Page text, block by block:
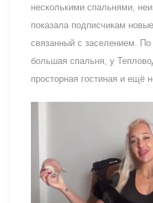
несколькими спальнями,
показала подписчикам
связанный с заселением.
большая спальня, у
просторная гостиная и ещё